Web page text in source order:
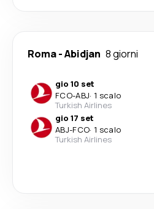
Roma-Abidjan 8 giorni
gio 10 set
FCO-ABJ· 1 scalo
Turkish Airlines
gio 17 set
ABJ-FCO· 1 scalo
Turkish Airlines